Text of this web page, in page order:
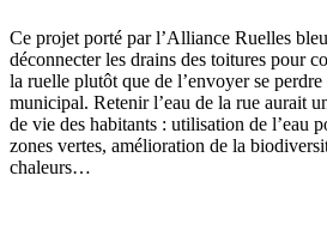
Ce projet porté par l’Alliance Ruelles
déconnecter les drains des toitures pour
la ruelle plutôt que de l’envoyer se perdre
municipal. Retenir l’eau de la rue aurait
de vie des habitants : utilisation de l’eau
zones vertes, amélioration de la
chaleurs…